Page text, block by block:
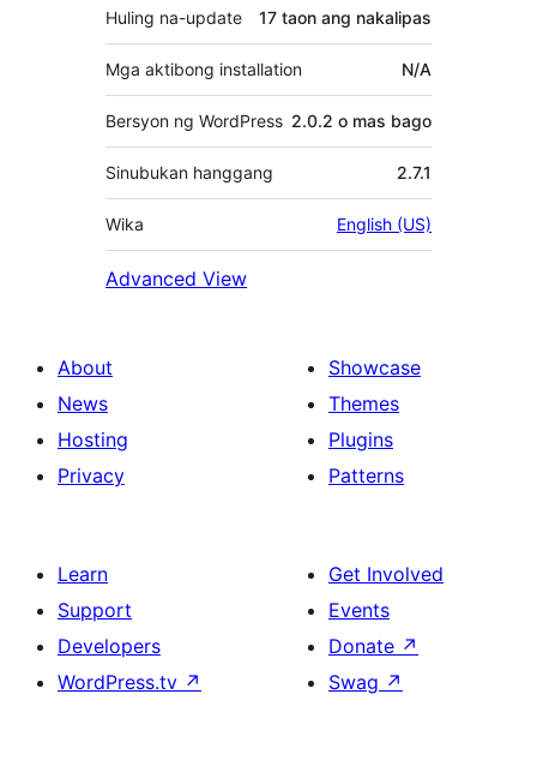
Huling na-update 17 taon ang nakalipas
Mga aktibong installation N/A
Bersyon ng WordPress 2.0.2 o mas bago
Sinubukan hanggang 2.7.1
Wika English (US)
Advanced View
About
News
Hosting
Privacy
Showcase
Themes
Plugins
Patterns
Learn
Support
Developers
WordPress.tv ↗
Get Involved
Events
Donate ↗
Swag ↗